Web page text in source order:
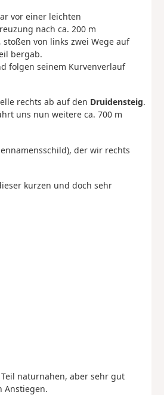
vor einer leichten
nach ca. 200 m
von links zwei Wege auf
bergab.
folgen seinem Kurvenverlauf
rechts ab auf den Druidensteig.
uns nun weitere ca. 700 m
der wir rechts
kurzen und doch sehr
naturnahen, aber sehr gut
Anstiegen.